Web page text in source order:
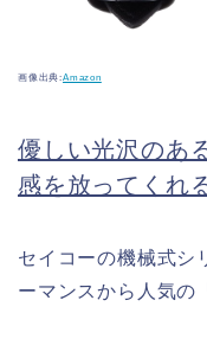
画像出典:Amazon
優しい光沢のあ
感を放ってくれ
セイコーの機械式シ
ーマンスから人気の